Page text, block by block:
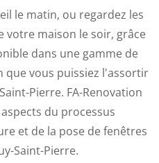
le matin, ou regardez les
votre maison le soir, grâce
dans une gamme de
que vous puissiez l'assortir
Pierre. FA-Renovation
du processus
et de la pose de fenêtres
Saint-Pierre.